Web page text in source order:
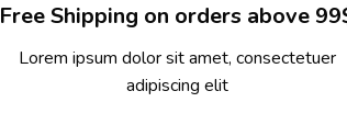
Free Shipping on orders above
Lorem ipsum dolor sit amet, consectetuer
adipiscing elit